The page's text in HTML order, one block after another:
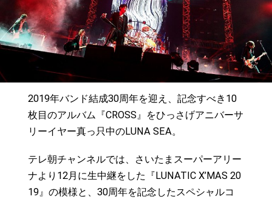
2019年バンド結成30周年を迎え、記念すべき10
枚目のアルバム『CROSS』をひっさげアニバーサ
リーイヤー真っ只中のLUNA SEA。
テレ朝チャンネルでは、さいたまスーパーアリー
ナより12月に生中継をした『LUNATIC X’MAS 20
19』の模様と、30周年を記念したスペシャルコ